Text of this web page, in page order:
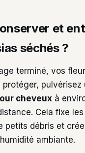
et
séchés ?
terminé, vos
protéger, pulvérisez
cheveux à
Cela fixe
petits débris et
ambiante.